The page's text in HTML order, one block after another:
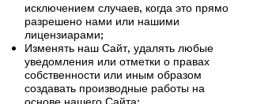
исключением случаев, когда это прямо
разрешено нами или нашими
лицензиарами;
Изменять наш Сайт, удалять любые
уведомления или отметки о правах
собственности или иным образом
создавать производные работы на
основе нашего Сайта;